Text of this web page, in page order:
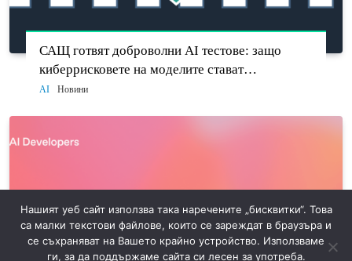
САЩ готвят доброволни AI тестове: защо
киберрисковете на моделите стават
политически въпрос
AI Новини
Нашият уеб сайт използва така наречените „бисквитки“. Това
са малки текстови файлове, които се зареждат в браузъра и
се съхраняват на Вашето крайно устройство. Използваме
ги, за да поддържаме сайта си лесен за употреба.